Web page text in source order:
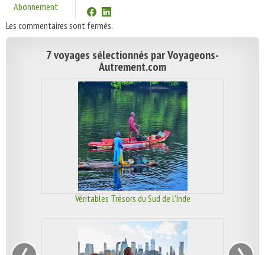
Abonnement
Les commentaires sont fermés.
7 voyages sélectionnés par Voyageons-
Autrement.com
Véritables Trésors du Sud de l'Inde